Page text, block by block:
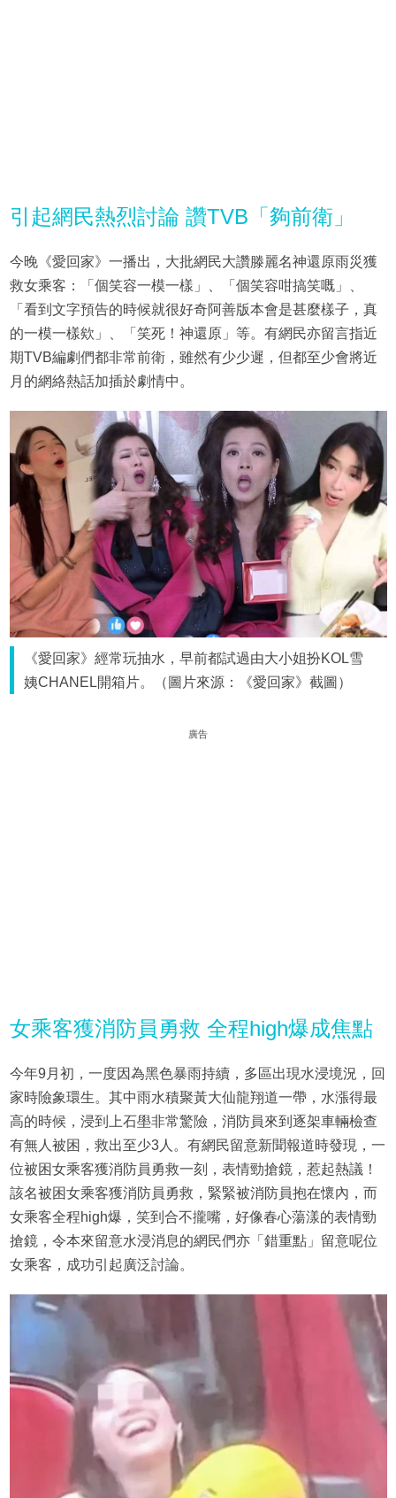
引起網民熱烈討論 讚TVB「夠前衛」
今晚《愛回家》一播出，大批網民大讚滕麗名神還原雨災獲
救女乘客：「個笑容一模一樣」、「個笑容咁搞笑嘅」、
「看到文字預告的時候就很好奇阿善版本會是甚麼樣子，真
的一模一樣欸」、「笑死！神還原」等。有網民亦留言指近
期TVB編劇們都非常前衛，雖然有少少遲，但都至少會將近
月的網絡熱話加插於劇情中。
《愛回家》經常玩抽水，早前都試過由大小姐扮KOL雪
姨CHANEL開箱片。（圖片來源：《愛回家》截圖）
廣告
女乘客獲消防員勇救 全程high爆成焦點
今年9月初，一度因為黑色暴雨持續，多區出現水浸境況，回
家時險象環生。其中雨水積聚黃大仙龍翔道一帶，水漲得最
高的時候，浸到上石壆非常驚險，消防員來到逐架車輛檢查
有無人被困，救出至少3人。有網民留意新聞報道時發現，一
位被困女乘客獲消防員勇救一刻，表情勁搶鏡，惹起熱議！
該名被困女乘客獲消防員勇救，緊緊被消防員抱在懷內，而
女乘客全程high爆，笑到合不攏嘴，好像春心蕩漾的表情勁
搶鏡，令本來留意水浸消息的網民們亦「錯重點」留意呢位
女乘客，成功引起廣泛討論。